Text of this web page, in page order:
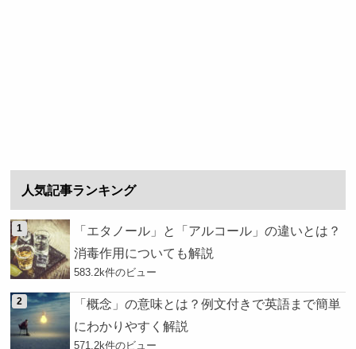
人気記事ランキング
「エタノール」と「アルコール」の違いとは？
消毒作用についても解説
583.2k件のビュー
「概念」の意味とは？例文付きで英語まで簡単
にわかりやすく解説
571.2k件のビュー